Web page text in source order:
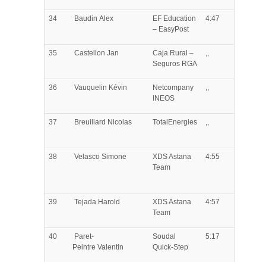
34 Baudin Alex
EF Education
– EasyPost
4:47
35 Castellon Jan
Caja Rural –
Seguros RGA
,,
36 Vauquelin Kévin
Netcompany
INEOS
,,
37 Breuillard Nicolas TotalEnergies ,,
38 Velasco Simone
XDS Astana
Team
4:55
39 Tejada Harold
XDS Astana
Team
4:57
40
Paret-
Peintre Valentin
Soudal
Quick-Step
5:17